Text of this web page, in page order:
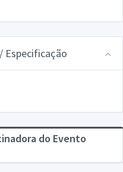
Especificação
do Evento